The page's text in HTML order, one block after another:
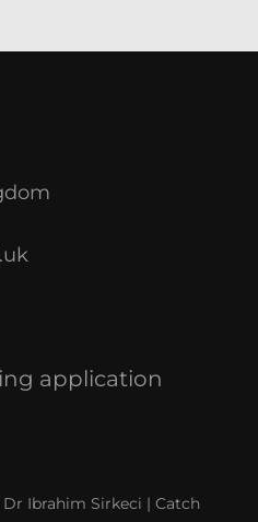
application
Ibrahim Sirkeci | Catch